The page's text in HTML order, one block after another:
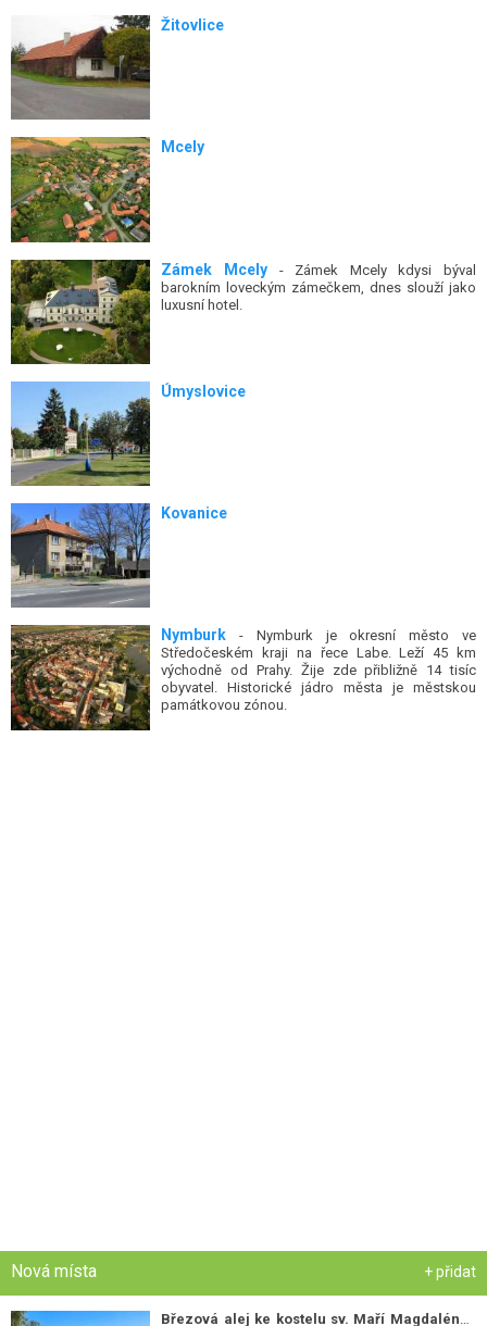
Žitovlice
Mcely
Zámek Mcely - Zámek Mcely kdysi býval
barokním loveckým zámečkem, dnes slouží jako
luxusní hotel.
Úmyslovice
Kovanice
Nymburk - Nymburk je okresní město ve
Středočeském kraji na řece Labe. Leží 45 km
východně od Prahy. Žije zde přibližně 14 tisíc
obyvatel. Historické jádro města je městskou
památkovou zónou.
Nová místa + přidat